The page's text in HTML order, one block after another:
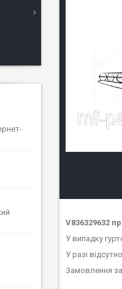
V836329632
У випадку
У разі
Замовлення